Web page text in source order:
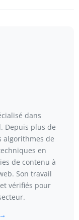
dans
Depuis plus de
algorithmes de
en
de contenu à
Son travail
vérifiés pour